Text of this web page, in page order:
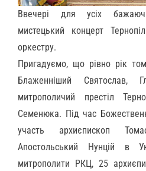
Ввечері для усіх
мистецький концерт
оркестру.
Пригадуємо, що рівно рік
Блаженніший
митрополичий престіл
Семенюка. Під час
участь архиєпископ
Апостольський Нунцій в
митрополити РКЦ, 25